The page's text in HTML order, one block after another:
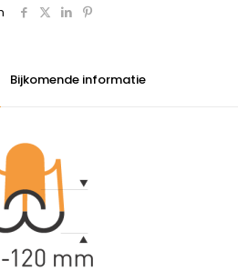
Bijkomende informatie